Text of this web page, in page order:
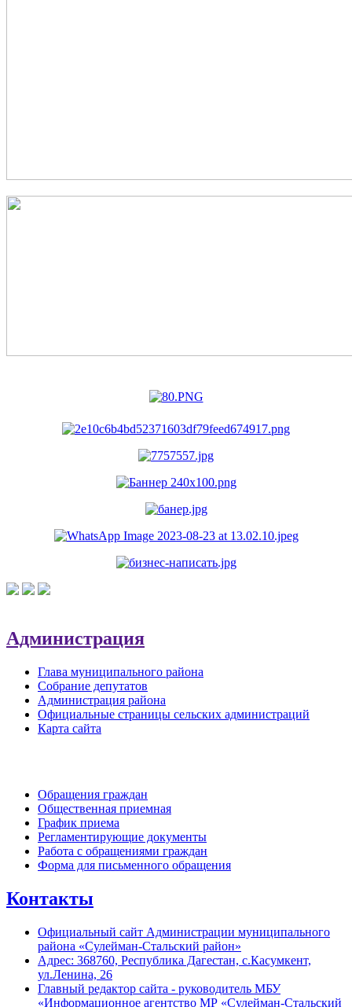
Администрация
Глава муниципального района
Собрание депутатов
Администрация района
Официальные страницы сельских администраций
Карта сайта
Обращения граждан
Общественная приемная
График приема
Регламентирующие документы
Работа с обращениями граждан
Форма для письменного обращения
Контакты
Официальный сайт Администрации муниципального
района «Сулейман-Стальский район»
Адрес: 368760, Республика Дагестан, с.Касумкент,
ул.Ленина, 26
Главный редактор сайта - руководитель МБУ
«Информационное агентство МР «Сулейман-Стальский